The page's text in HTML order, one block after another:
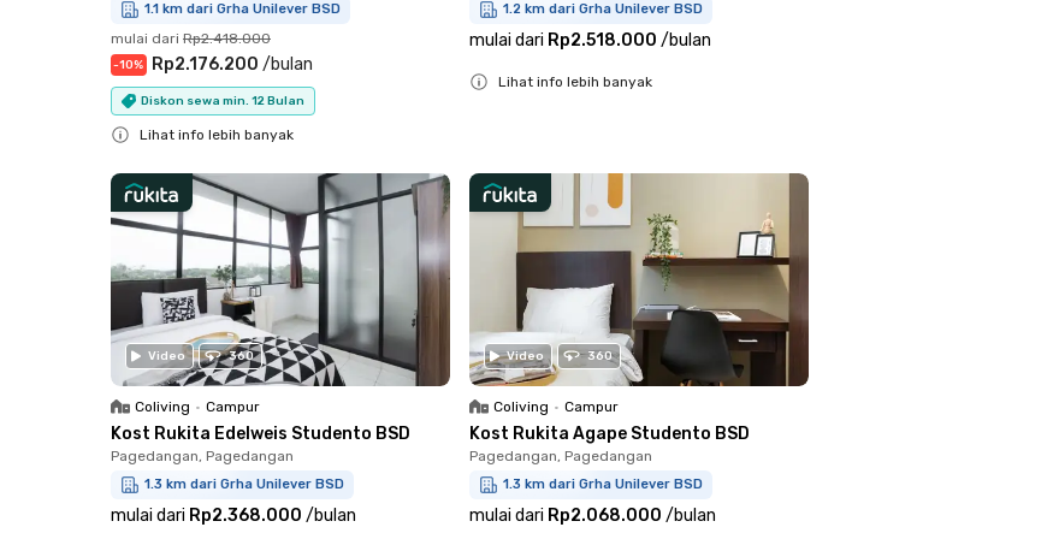
1.1 km dari Grha Unilever BSD
mulai dari Rp2.418.000
-10% Rp2.176.200 /bulan
Diskon sewa min. 12 Bulan
Lihat info lebih banyak
1.2 km dari Grha Unilever BSD
mulai dari Rp2.518.000 /bulan
Lihat info lebih banyak
Video 360
Coliving • Campur
Kost Rukita Edelweis Studento BSD
Pagedangan, Pagedangan
1.3 km dari Grha Unilever BSD
mulai dari Rp2.368.000 /bulan
Video 360
Coliving • Campur
Kost Rukita Agape Studento BSD
Pagedangan, Pagedangan
1.3 km dari Grha Unilever BSD
mulai dari Rp2.068.000 /bulan